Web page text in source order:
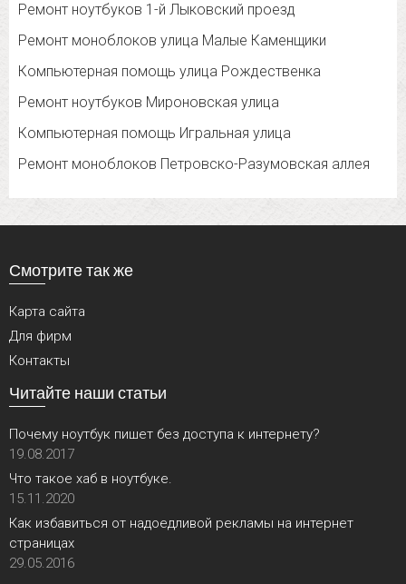
Ремонт ноутбуков 1-й Лыковский проезд
Ремонт моноблоков улица Малые Каменщики
Компьютерная помощь улица Рождественка
Ремонт ноутбуков Мироновская улица
Компьютерная помощь Игральная улица
Ремонт моноблоков Петровско-Разумовская аллея
Смотрите так же
Карта сайта
Для фирм
Контакты
Читайте наши статьи
Почему ноутбук пишет без доступа к интернету?
19.08.2017
Что такое хаб в ноутбуке.
15.11.2020
Как избавиться от надоедливой рекламы на интернет
страницах
29.05.2016